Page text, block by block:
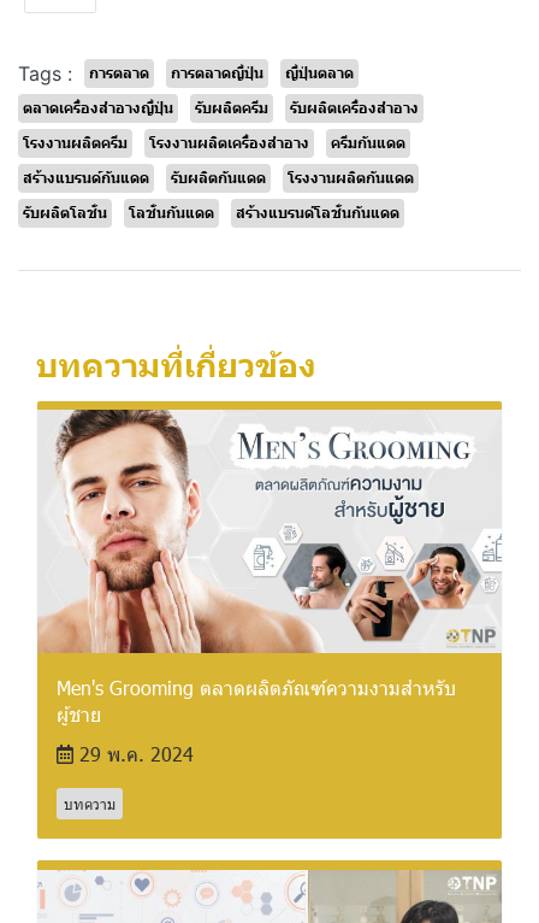
Tags : การตลาด การตลาดญี่ปุ่น
ญี่ปุ่นตลาด
ตลาดเครื่องสำอางญี่ปุ่น
รับผลิตครีม
รับผลิตเครื่องสำอาง
โรงงานผลิตครีม
โรงงานผลิตเครื่องสำอาง
ครีมกันแดด
สร้างแบรนด์กันแดด
รับผลิตกันแดด
โรงงานผลิตกันแดด
รับผลิตโลชั่น
โลชั่นกันแดด สร้างแบรนด์โลชั่นกันแดด
บทความที่เกี่ยวข้อง
Men's Grooming ตลาดผลิตภัณฑ์ความงามสำหรับ
ผู้ชาย
29 พ.ค. 2024
บทความ